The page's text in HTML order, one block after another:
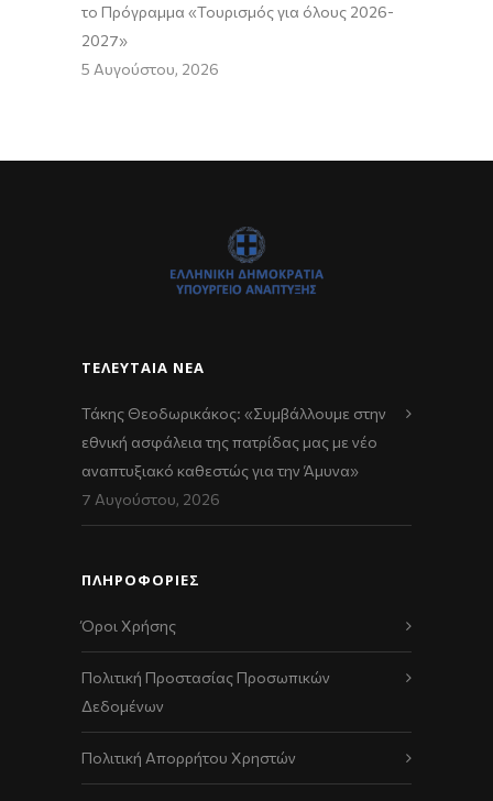
το Πρόγραμμα «Τουρισμός για όλους 2026-
2027»
5 Αυγούστου, 2026
ΤΕΛΕΥΤΑΊΑ ΝΈΑ
Τάκης Θεοδωρικάκος: «Συμβάλλουμε στην
εθνική ασφάλεια της πατρίδας μας με νέο
αναπτυξιακό καθεστώς για την Άμυνα»
7 Αυγούστου, 2026
ΠΛΗΡΟΦΟΡΙΕΣ
Όροι Χρήσης
Πολιτική Προστασίας Προσωπικών
Δεδομένων
Πολιτική Απορρήτου Χρηστών